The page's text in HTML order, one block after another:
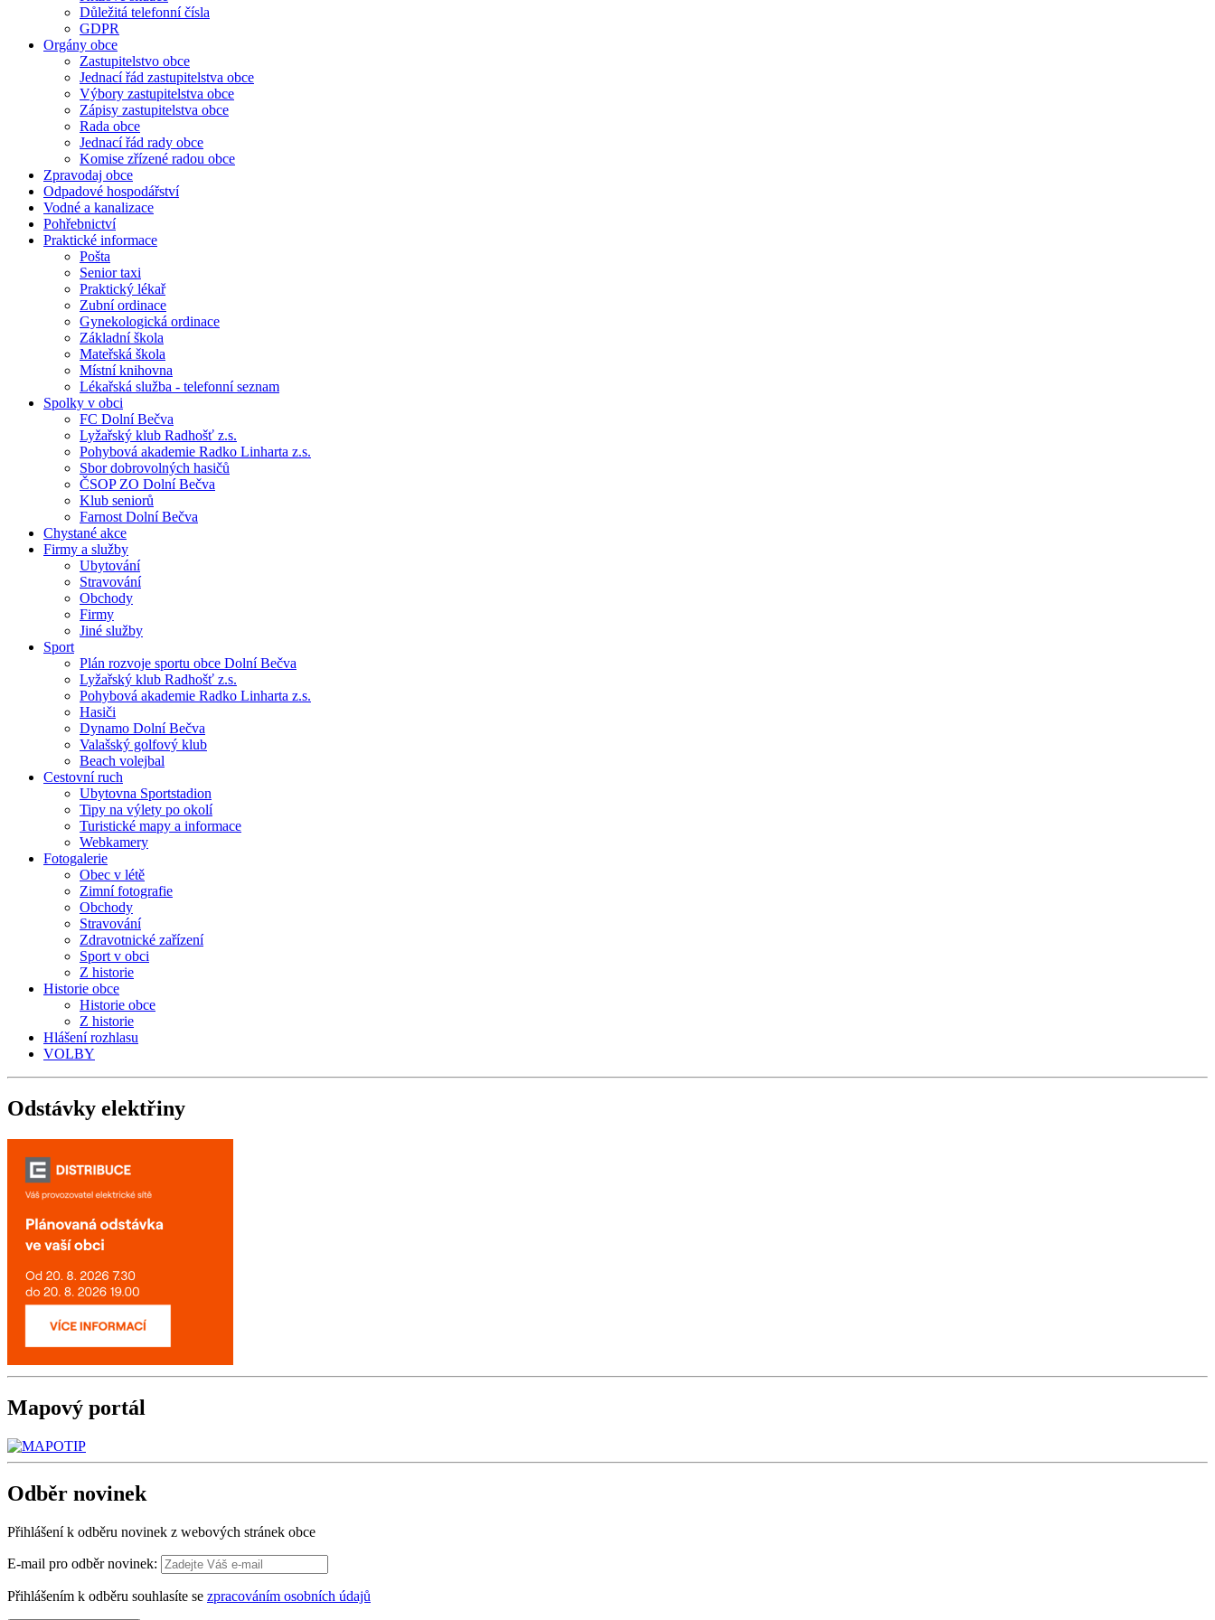
Důležitá telefonní čísla
GDPR
Orgány obce
Zastupitelstvo obce
Jednací řád zastupitelstva obce
Výbory zastupitelstva obce
Zápisy zastupitelstva obce
Rada obce
Jednací řád rady obce
Komise zřízené radou obce
Zpravodaj obce
Odpadové hospodářství
Vodné a kanalizace
Pohřebnictví
Praktické informace
Pošta
Senior taxi
Praktický lékař
Zubní ordinace
Gynekologická ordinace
Základní škola
Mateřská škola
Místní knihovna
Lékařská služba - telefonní seznam
Spolky v obci
FC Dolní Bečva
Lyžařský klub Radhošť z.s.
Pohybová akademie Radko Linharta z.s.
Sbor dobrovolných hasičů
ČSOP ZO Dolní Bečva
Klub seniorů
Farnost Dolní Bečva
Chystané akce
Firmy a služby
Ubytování
Stravování
Obchody
Firmy
Jiné služby
Sport
Plán rozvoje sportu obce Dolní Bečva
Lyžařský klub Radhošť z.s.
Pohybová akademie Radko Linharta z.s.
Hasiči
Dynamo Dolní Bečva
Valašský golfový klub
Beach volejbal
Cestovní ruch
Ubytovna Sportstadion
Tipy na výlety po okolí
Turistické mapy a informace
Webkamery
Fotogalerie
Obec v létě
Zimní fotografie
Obchody
Stravování
Zdravotnické zařízení
Sport v obci
Z historie
Historie obce
Historie obce
Z historie
Hlášení rozhlasu
VOLBY
Odstávky elektřiny
Mapový portál
Odběr novinek
Přihlášení k odběru novinek z webových stránek obce
E-mail pro odběr novinek:
Přihlášením k odběru souhlasíte se zpracováním osobních údajů